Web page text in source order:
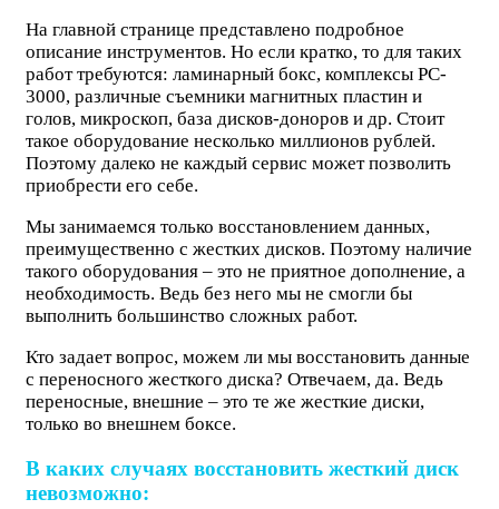
На главной странице представлено подробное
описание инструментов. Но если кратко, то для таких
работ требуются: ламинарный бокс, комплексы PC-
3000, различные съемники магнитных пластин и
голов, микроскоп, база дисков-доноров и др. Стоит
такое оборудование несколько миллионов рублей.
Поэтому далеко не каждый сервис может позволить
приобрести его себе.
Мы занимаемся только восстановлением данных,
преимущественно с жестких дисков. Поэтому наличие
такого оборудования – это не приятное дополнение, а
необходимость. Ведь без него мы не смогли бы
выполнить большинство сложных работ.
Кто задает вопрос, можем ли мы восстановить данные
с переносного жесткого диска? Отвечаем, да. Ведь
переносные, внешние – это те же жесткие диски,
только во внешнем боксе.
В каких случаях восстановить жесткий диск
невозможно: